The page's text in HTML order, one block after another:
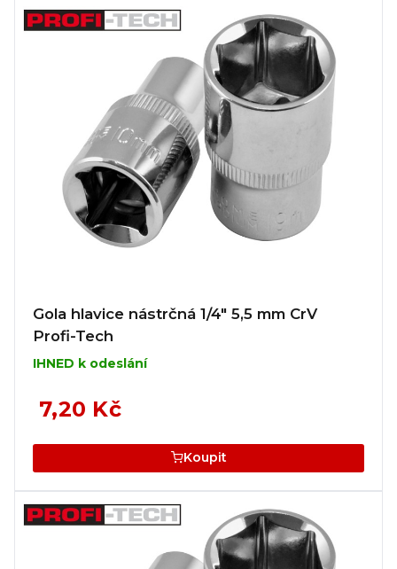
Gola hlavice nástrčná 1/4" 5,5 mm CrV
Profi-Tech
IHNED k odeslání
7,20 Kč
Koupit